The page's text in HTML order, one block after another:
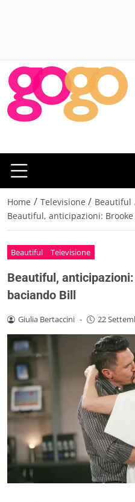
Home / Televisione / Beautiful
Beautiful, anticipazioni:
Beautiful Televisione
Beautiful,
baciando Bill
Giulia Bertaccini - 22